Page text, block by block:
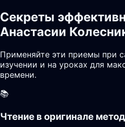
Секреты
Анастасии
Применяйте эти приемы при
изучении и на уроках для
времени.
📚
Чтение в оригинале